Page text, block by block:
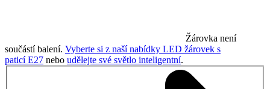
Žárovka není
součástí balení. Vyberte si z naší nabídky LED žárovek s
paticí E27 nebo udělejte své světlo inteligentní.